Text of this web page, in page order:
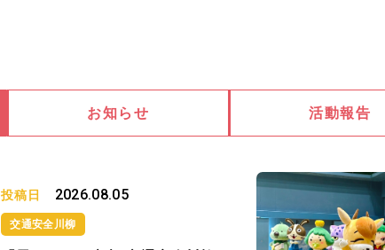
お知らせ 活動報告
投稿日 2026.08.05
交通安全川柳